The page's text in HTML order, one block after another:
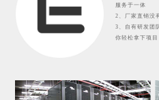
服务于一体
2、厂家直销没
3、自有研发团
你轻松拿下项目